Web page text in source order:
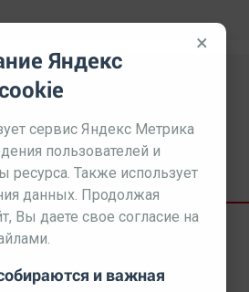
Реклама
×
Яндекс
сервис Яндекс Метрика
пользователей и
ресурса. Также использует
данных. Продолжая
Вы даете свое согласие на
и важная